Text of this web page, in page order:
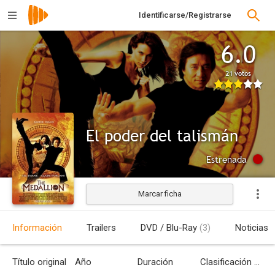
Identificarse/Registrarse
6.0
21 votos
El poder del talismán
Estrenada
Marcar ficha
Información Trailers DVD / Blu-Ray (3) Noticias
Título original Año Duración Clasificación por edades